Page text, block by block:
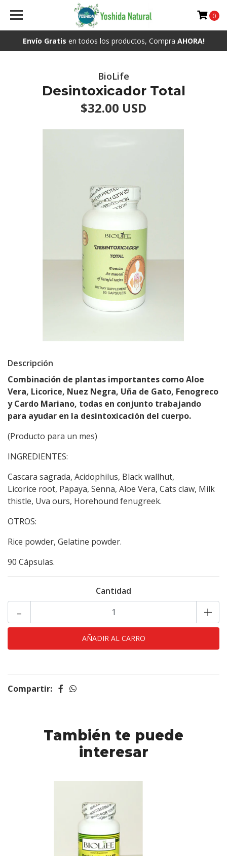
Envío Gratis en todos los productos, Compra AHORA!
0
BioLife
Desintoxicador Total
$32.00 USD
Descripción
Combinación de plantas importantes como Aloe
Vera, Licorice, Nuez Negra, Uña de Gato, Fenogreco
y Cardo Mariano, todas en conjunto trabajando
para ayudar en la desintoxicación del cuerpo.
(Producto para un mes)
INGREDIENTES:
Cascara sagrada, Acidophilus, Black wallhut,
Licorice root, Papaya, Senna, Aloe Vera, Cats claw, Milk
thistle, Uva ours, Horehound fenugreek.
OTROS:
Rice powder, Gelatine powder.
90 Cápsulas.
Cantidad
- +
Compartir:
También te puede
interesar